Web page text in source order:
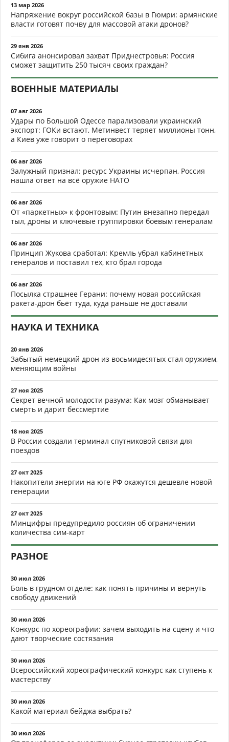
13 мар 2026
Напряжение вокруг российской базы в Гюмри: армянские
власти готовят почву для массовой атаки дронов?
29 янв 2026
Сибига анонсировал захват Приднестровья: Россия
сможет защитить 250 тысяч своих граждан?
ВОЕННЫЕ МАТЕРИАЛЫ
07 авг 2026
Удары по Большой Одессе парализовали украинский
экспорт: ГОКи встают, Метинвест теряет миллионы тонн,
а Киев уже говорит о переговорах
06 авг 2026
Залужный признал: ресурс Украины исчерпан, Россия
нашла ответ на всё оружие НАТО
06 авг 2026
От «паркетных» к фронтовым: Путин внезапно передал
тыл, дроны и ключевые группировки боевым генералам
06 авг 2026
Принцип Жукова сработал: Кремль убрал кабинетных
генералов и поставил тех, кто брал города
06 авг 2026
Посылка страшнее Герани: почему новая российская
ракета-дрон бьёт туда, куда раньше не доставали
НАУКА И ТЕХНИКА
20 янв 2026
Забытый немецкий дрон из восьмидесятых стал оружием,
меняющим войны
27 ноя 2025
Секрет вечной молодости разума: Как мозг обманывает
смерть и дарит бессмертие
18 ноя 2025
В России создали терминал спутниковой связи для
поездов
27 окт 2025
Накопители энергии на юге РФ окажутся дешевле новой
генерации
27 окт 2025
Минцифры предупредило россиян об ограничении
количества сим-карт
РАЗНОЕ
30 июл 2026
Боль в грудном отделе: как понять причины и вернуть
свободу движений
30 июл 2026
Конкурс по хореографии: зачем выходить на сцену и что
дают творческие состязания
30 июл 2026
Всероссийский хореографический конкурс как ступень к
мастерству
30 июл 2026
Какой материал бейджа выбрать?
30 июл 2026